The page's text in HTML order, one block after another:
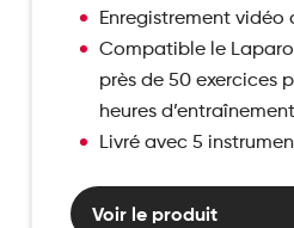
Enregistrement vidéo
Compatible le
près de 50 exercices
heures d’entraînement
Livré avec 5
Voir le produit